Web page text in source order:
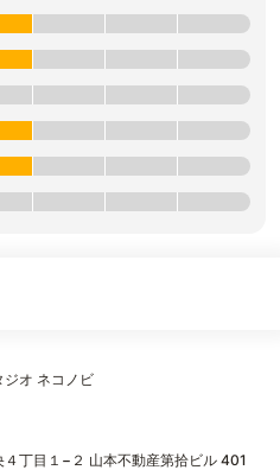
オ ネコノビ
４丁目１−２ 山本不動産第拾ビル 401